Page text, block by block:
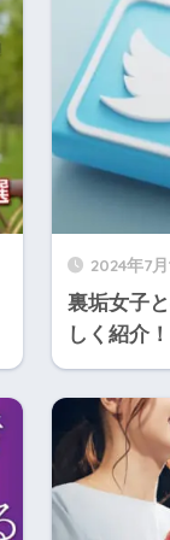
2024年7月
裏垢女子
しく紹介！